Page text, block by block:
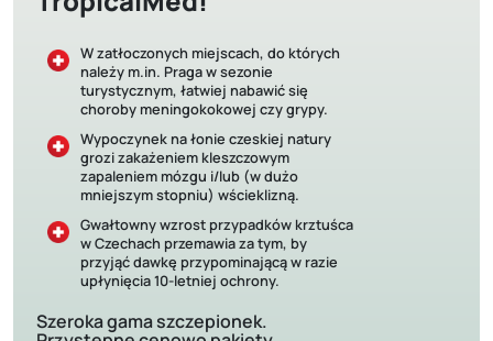
W zatłoczonych miejscach, do których
należy m.in. Praga w sezonie
turystycznym, łatwiej nabawić się
choroby meningokokowej czy grypy.
Wypoczynek na łonie czeskiej natury
grozi zakażeniem kleszczowym
zapaleniem mózgu i/lub (w dużo
mniejszym stopniu) wścieklizną.
Gwałtowny wzrost przypadków krztuśca
w Czechach przemawia za tym, by
przyjąć dawkę przypominającą w razie
upłynięcia 10-letniej ochrony.
Szeroka gama szczepionek.